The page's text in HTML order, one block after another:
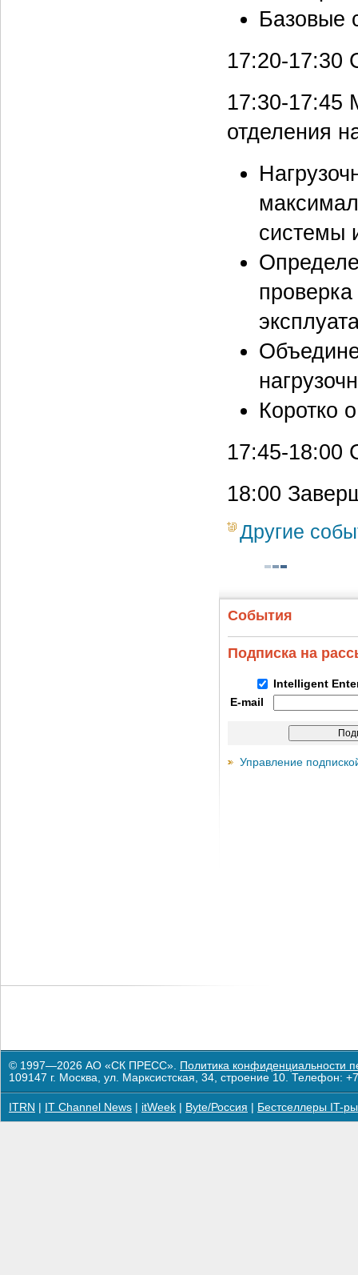
Базовые
17:20-17:30
17:30-17:45
отделения
системы
Коротко
17:45-18:00
18:00
Другие
События
Подписка на
Intelligent
E-mail
Управление
© 1997—2026 АО «СК ПРЕСС». Политика конфиденциальности
109147 г. Москва, ул. Марксистская, 34, строение 10. Телефон:
ITRN IT Channel News itWeek Byte/Россия Бестселлеры IT-